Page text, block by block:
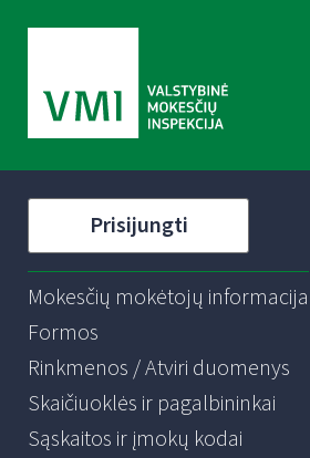
Prisijungti
Mokesčių mokėtojų informacija
Formos
Rinkmenos / Atviri duomenys
Skaičiuoklės ir pagalbininkai
Sąskaitos ir įmokų kodai